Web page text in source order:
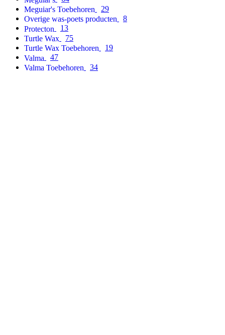
Meguiar's Toebehoren
29
Overige was-poets producten
8
Protecton
13
Turtle Wax
75
Turtle Wax Toebehoren
19
Valma
47
Valma Toebehoren
34